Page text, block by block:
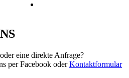
eine direkte Anfrage?
per Facebook oderKontaktformular